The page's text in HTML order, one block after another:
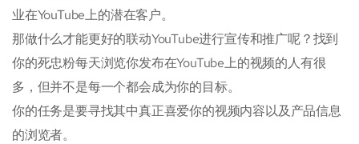
业在YouTube上的潜在客户。
那做什么才能更好的联动YouTube进行宣传和推广呢？找到
你的死忠粉每天浏览你发布在YouTube上的视频的人有很
多，但并不是每一个都会成为你的目标。
你的任务是要寻找其中真正喜爱你的视频内容以及产品信息
的浏览者。